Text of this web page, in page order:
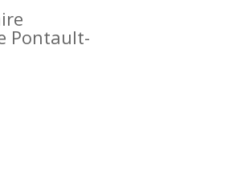
Pontault-